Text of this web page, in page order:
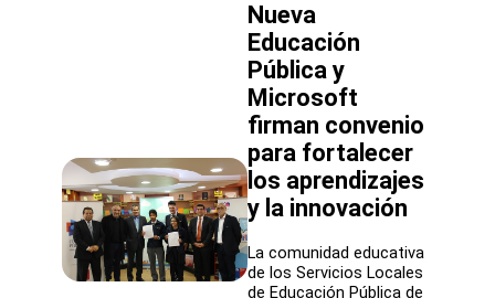
de
Pudahuel
representará
a
Chile
en
los
Premios
Nobel
Nueva
Educación
Pública y
Microsoft
firman convenio
para fortalecer
los aprendizajes
y la innovación
La comunidad educativa
de los Servicios Locales
de Educación Pública de